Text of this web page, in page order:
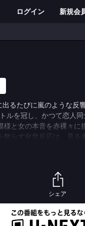
ログイン 新規会
出るたびに嵐のような反
ルを冠し、かつて恋人
様と女の本音を赤裸々
らす化学反応は、見る
“昔の男”役には、絶大
の現在の恋人に阿部寛と
に勤める２９才。職場で
やりがいのある仕事を与
よりも自分が一番よく知
シェア